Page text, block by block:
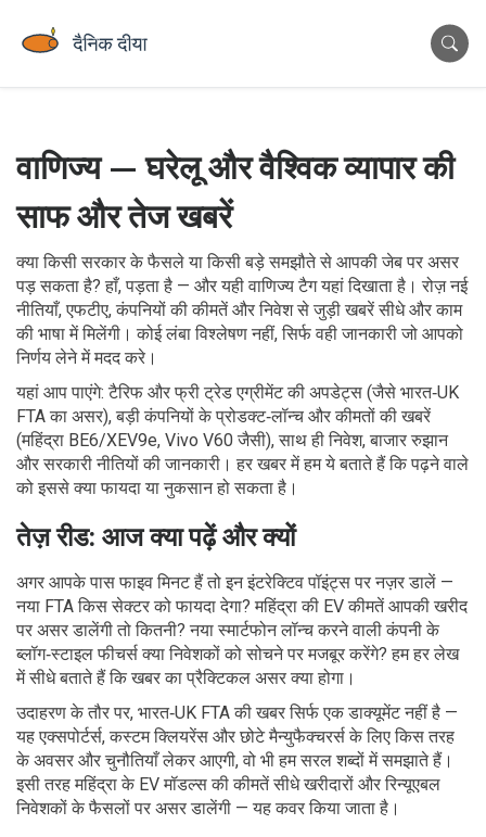
वाणिज्य — घरेलू और वैश्विक व्यापार की
साफ और तेज खबरें
क्या किसी सरकार के फैसले या किसी बड़े समझौते से आपकी जेब पर असर
पड़ सकता है? हाँ, पड़ता है — और यही वाणिज्य टैग यहां दिखाता है। रोज़ नई
नीतियाँ, एफटीए, कंपनियों की कीमतें और निवेश से जुड़ी खबरें सीधे और काम
की भाषा में मिलेंगी। कोई लंबा विश्लेषण नहीं, सिर्फ वही जानकारी जो आपको
निर्णय लेने में मदद करे।
यहां आप पाएंगे: टैरिफ और फ्री ट्रेड एग्रीमेंट की अपडेट्स (जैसे भारत‑UK
FTA का असर), बड़ी कंपनियों के प्रोडक्ट‑लॉन्च और कीमतों की खबरें
(महिंद्रा BE6/XEV9e, Vivo V60 जैसी), साथ ही निवेश, बाजार रुझान
और सरकारी नीतियों की जानकारी। हर खबर में हम ये बताते हैं कि पढ़ने वाले
को इससे क्या फायदा या नुकसान हो सकता है।
तेज़ रीड: आज क्या पढ़ें और क्यों
अगर आपके पास फाइव मिनट हैं तो इन इंटरेक्टिव पॉइंट्स पर नज़र डालें —
नया FTA किस सेक्टर को फायदा देगा? महिंद्रा की EV कीमतें आपकी खरीद
पर असर डालेंगी तो कितनी? नया स्मार्टफोन लॉन्च करने वाली कंपनी के
ब्लॉग‑स्टाइल फीचर्स क्या निवेशकों को सोचने पर मजबूर करेंगे? हम हर लेख
में सीधे बताते हैं कि खबर का प्रैक्टिकल असर क्या होगा।
उदाहरण के तौर पर, भारत‑UK FTA की खबर सिर्फ एक डाक्यूमेंट नहीं है —
यह एक्सपोर्टर्स, कस्टम क्लियरेंस और छोटे मैन्युफैक्चरर्स के लिए किस तरह
के अवसर और चुनौतियाँ लेकर आएगी, वो भी हम सरल शब्दों में समझाते हैं।
इसी तरह महिंद्रा के EV मॉडल्स की कीमतें सीधे खरीदारों और रिन्यूएबल
निवेशकों के फैसलों पर असर डालेंगी — यह कवर किया जाता है।